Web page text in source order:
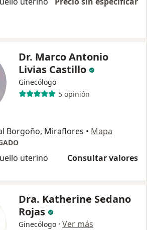
Dr. Marco Antonio
Livias Castillo
Ginecólogo
5 opinión
Borgoño, Miraflores • Mapa
uterino Consultar valores
Dra. Katherine Sedano
Rojas
Ginecólogo · Ver más